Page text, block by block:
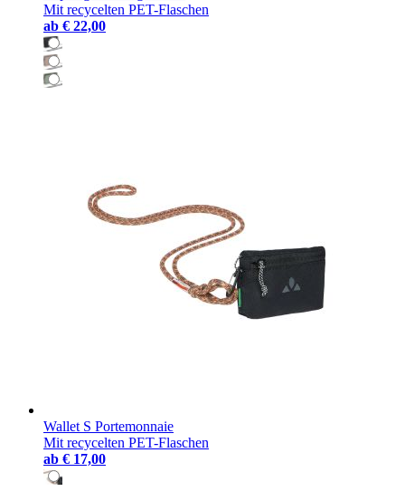
Mit recycelten PET-Flaschen
ab € 22,00
Wallet S Portemonnaie
Mit recycelten PET-Flaschen
ab € 17,00